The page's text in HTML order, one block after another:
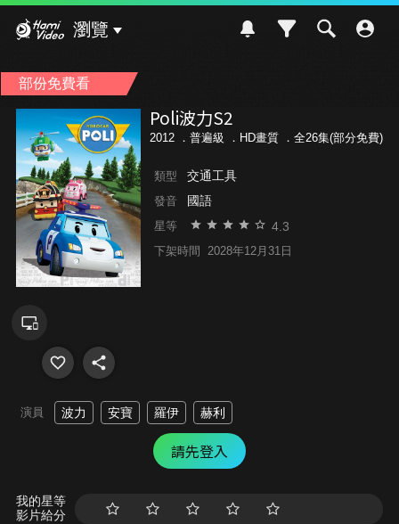
瀏覽
部份免費看
Poli波力S2
2012 ． 普遍級 ．HD畫質 ．全26集(部分免費)
類型 交通工具
發音 國語
星等 4.3
下架時間 2028年12月31日
演員 波力 安寶 羅伊 赫利
請先登入
我的星等
影片給分